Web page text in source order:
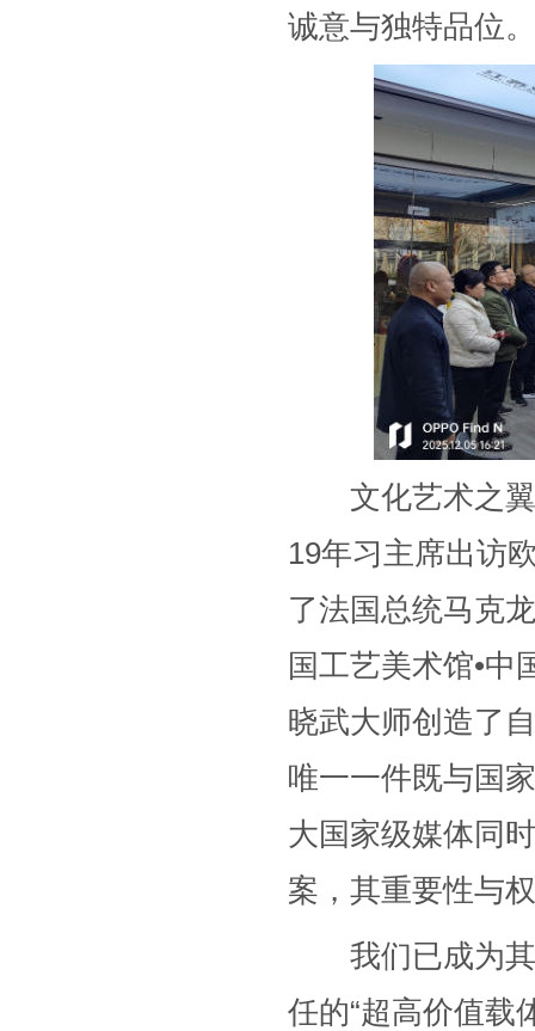
诚意与独特品位。
文化艺术之翼
19年习主席出访
了法国总统马克
国工艺美术馆•
晓武大师创造了
唯一一件既与国
大国家级媒体同
案，其重要性与
我们已成为其
任的“超高价值载